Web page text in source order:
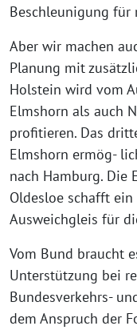
Beschleunigung für
Aber wir machen
Planung mit
Holstein wird vom
Elmshorn als auch
profitieren. Das
Elmshorn ermög-
nach Hamburg. Die
Oldesloe schafft
Ausweichgleis für
Vom Bund braucht
Unterstützung bei
Bundesverkehrs-
dem Anspruch der